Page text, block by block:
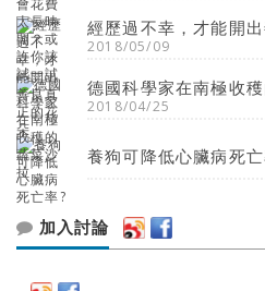
經歷過不幸，才能開
2018/05/09
德國科學家在南極收
2018/04/25
養狗可降低心臟病死亡
加入討論